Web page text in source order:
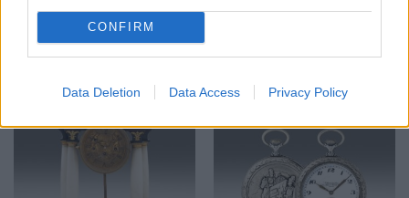
CONFIRM
Data Deletion Data Access Privacy Policy
KAPCSOLÓDÓ MŰTÁRGYAK